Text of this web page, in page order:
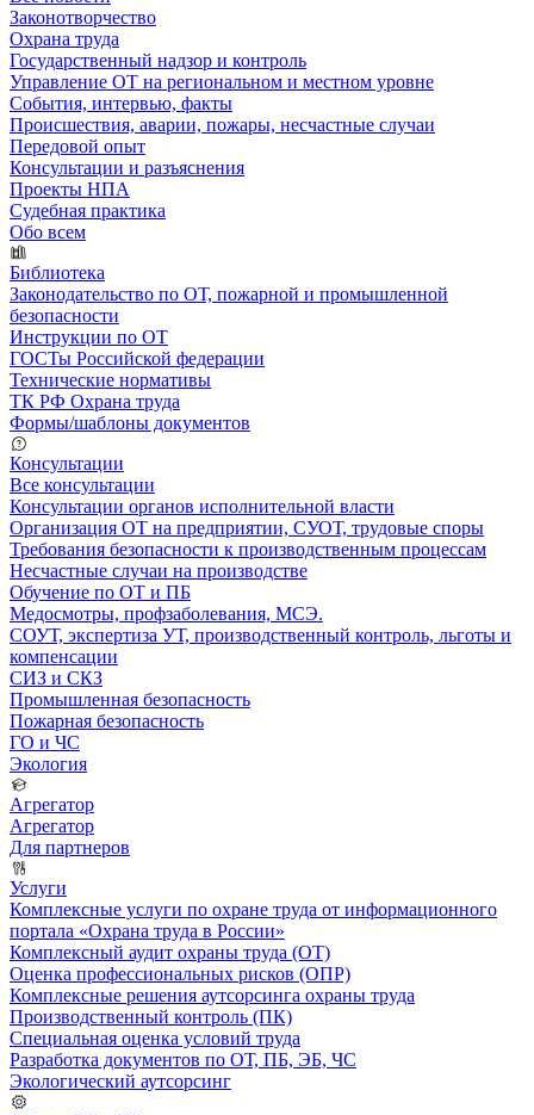
Законотворчество
Охрана труда
Государственный надзор и контроль
Управление ОТ на региональном и местном уровне
События, интервью, факты
Происшествия, аварии, пожары, несчастные случаи
Передовой опыт
Консультации и разъяснения
Проекты НПА
Судебная практика
Обо всем
Библиотека
Законодательство по ОТ, пожарной и промышленной
безопасности
Инструкции по ОТ
ГОСТы Российской федерации
Технические нормативы
ТК РФ Охрана труда
Формы/шаблоны документов
Консультации
Все консультации
Консультации органов исполнительной власти
Организация ОТ на предприятии, СУОТ, трудовые споры
Требования безопасности к производственным процессам
Несчастные случаи на производстве
Обучение по ОТ и ПБ
Медосмотры, профзаболевания, МСЭ.
СОУТ, экспертиза УТ, производственный контроль, льготы и
компенсации
СИЗ и СКЗ
Промышленная безопасность
Пожарная безопасность
ГО и ЧС
Экология
Агрегатор
Агрегатор
Для партнеров
Услуги
Комплексные услуги по охране труда от информационного
портала «Охрана труда в России»
Комплексный аудит охраны труда (ОТ)
Оценка профессиональных рисков (ОПР)
Комплексные решения аутсорсинга охраны труда
Производственный контроль (ПК)
Специальная оценка условий труда
Разработка документов по ОТ, ПБ, ЭБ, ЧС
Экологический аутсорсинг